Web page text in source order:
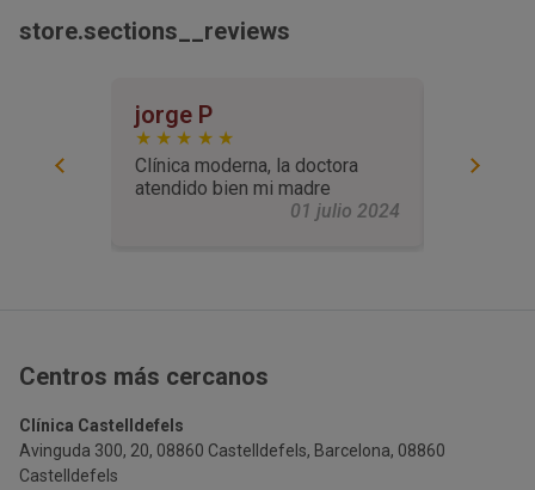
store.sections__reviews
jorge P
Clínica moderna, la doctora
atendido bien mi madre
01 julio 2024
Centros más cercanos
Clínica Castelldefels
Avinguda 300, 20, 08860 Castelldefels, Barcelona, 08860
Castelldefels